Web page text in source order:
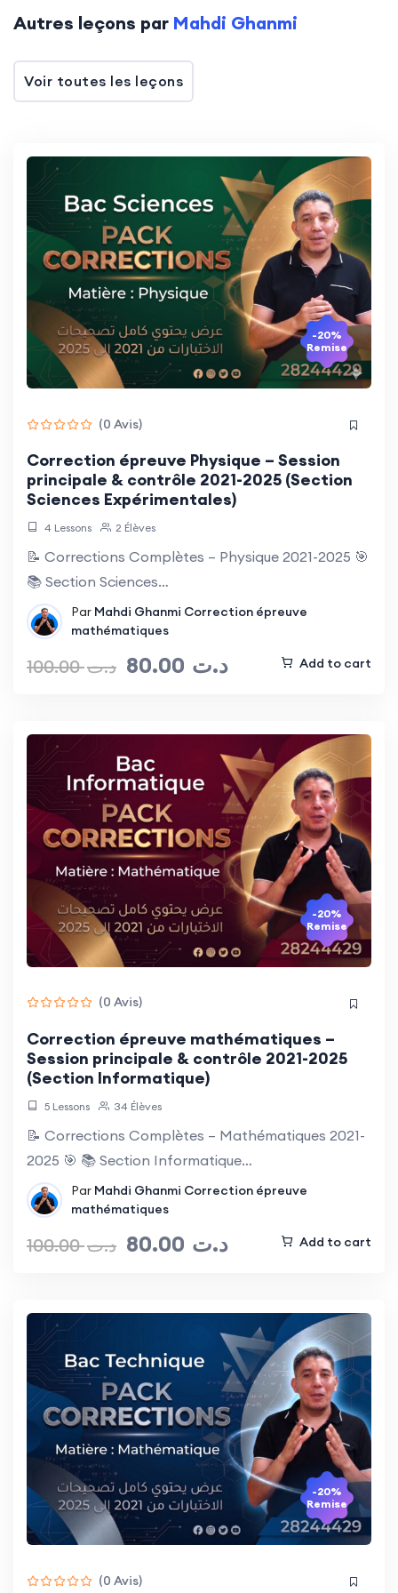
Autres leçons par Mahdi Ghanmi
Voir toutes les leçons
-20%
Remise
(0 Avis)
Correction épreuve Physique – Session
principale & contrôle 2021-2025 (Section
Sciences Expérimentales)
4 Lessons 2 Élèves
📝 Corrections Complètes – Physique 2021-2025 🎯
📚 Section Sciences…
Par Mahdi Ghanmi Correction épreuve
mathématiques
100.00د.ت 80.00 د.ت Add to cart
-20%
Remise
(0 Avis)
Correction épreuve mathématiques –
Session principale & contrôle 2021-2025
(Section Informatique)
5 Lessons 34 Élèves
📝 Corrections Complètes – Mathématiques 2021-
2025 🎯 📚 Section Informatique…
Par Mahdi Ghanmi Correction épreuve
mathématiques
100.00د.ت 80.00 د.ت Add to cart
-20%
Remise
(0 Avis)